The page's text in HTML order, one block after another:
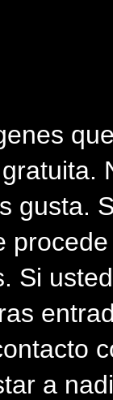
gusta.
Si
a